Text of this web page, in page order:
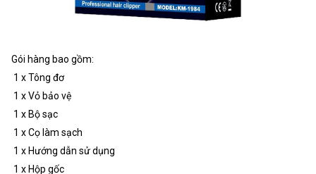
Gói hàng bao gồm:
1 x Tông đơ
1 x Vỏ bảo vệ
1 x Bộ sạc
1 x Cọ làm sạch
1 x Hướng dẫn sử dụng
1 x Hộp gốc